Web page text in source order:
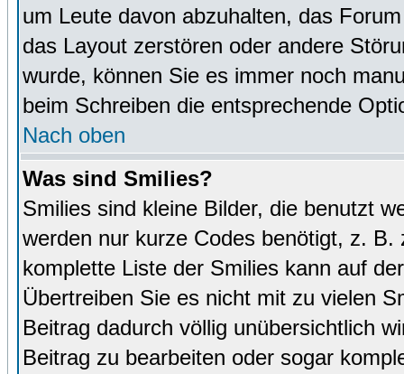
um Leute davon abzuhalten, das
das Layout zerstören oder andere
wurde, können Sie es immer noch
beim Schreiben die entsprechende
Nach oben
Was sind Smilies?
Smilies sind kleine Bilder, die benutzt
werden nur kurze Codes benötigt, z.
komplette Liste der Smilies kann auf
Übertreiben Sie es nicht mit zu vielen
Beitrag dadurch völlig unübersichtlich
Beitrag zu bearbeiten oder sogar